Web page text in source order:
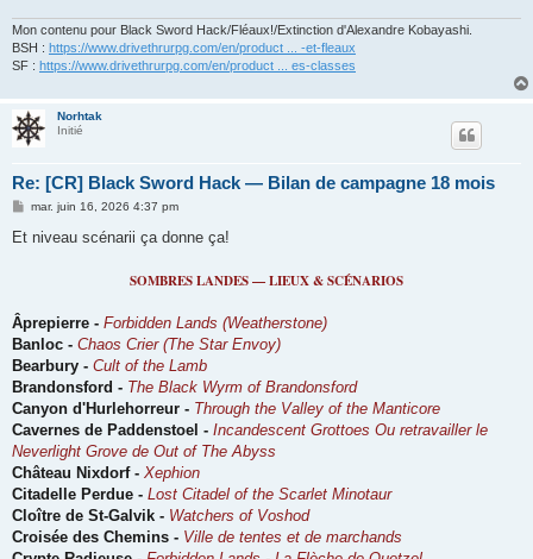
Mon contenu pour Black Sword Hack/Fléaux!/Extinction d'Alexandre Kobayashi.
BSH : https://www.drivethrurpg.com/en/product ... -et-fleaux
SF : https://www.drivethrurpg.com/en/product ... es-classes
Norhtak
Initié
Re: [CR] Black Sword Hack — Bilan de campagne 18 mois
M
s
mar. juin 16, 2026 4:37 pm
Et niveau scénarii ça donne ça!
SOMBRES LANDES — LIEUX & SCÉNARIOS
Âprepierre - Forbidden Lands (Weatherstone)
Banloc - Chaos Crier (The Star Envoy)
Bearbury - Cult of the Lamb
Brandonsford - The Black Wyrm of Brandonsford
Canyon d'Hurlehorreur - Through the Valley of the Manticore
Cavernes de Paddenstoel - Incandescent Grottoes Ou retravailler le
Neverlight Grove de Out of The Abyss
Château Nixdorf - Xephion
Citadelle Perdue - Lost Citadel of the Scarlet Minotaur
Cloître de St-Galvik - Watchers of Voshod
Croisée des Chemins - Ville de tentes et de marchands